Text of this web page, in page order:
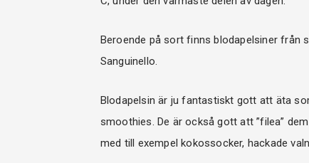
Beroende på sort finns blodapelsiner från
Sanguinello.
Blodapelsin är ju fantastiskt gott att äta
smoothies. De är också gott att ”filea”
med till exempel kokossocker, hackade